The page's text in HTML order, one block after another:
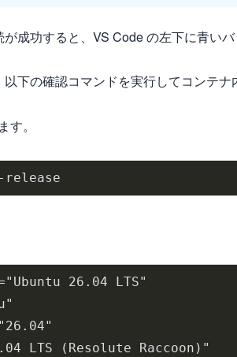
が成功すると、VS Code の左下に青い
下の確認コマンドを実行してコンテ
。
26.04 LTS"
LTS (Resolute Raccoon)"